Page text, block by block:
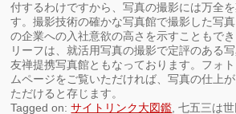
付するわけですから、写真の撮影には万全
す。撮影技術の確かな写真館で撮影した写
の企業への入社意欲の高さを示すこともで
リーフは、就活用写真の撮影で定評のある
友禅提携写真館ともなっております。フォ
ムページをご覧いただければ、写真の仕上
ただけると存じます。
Tagged on:サイトリンク大図鑑 , 七五三は